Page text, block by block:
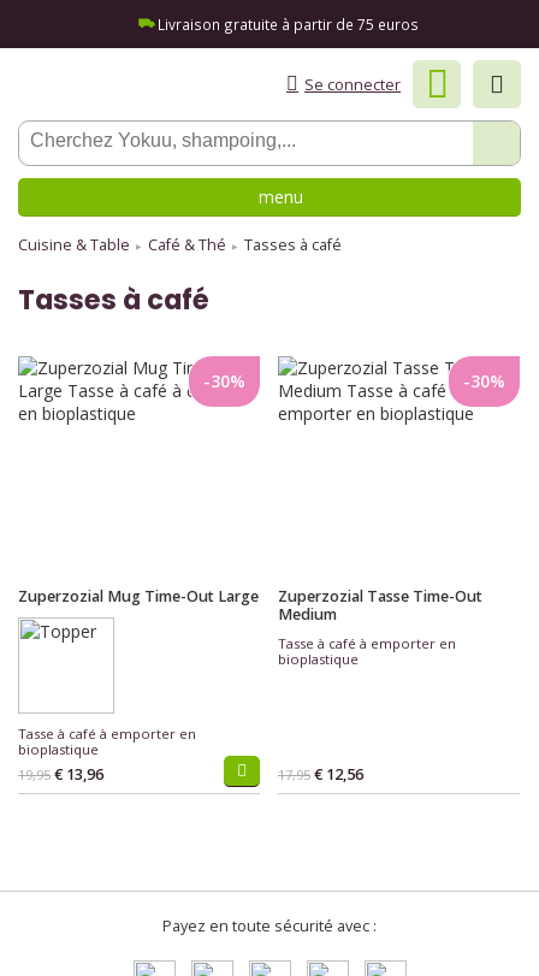
Livraison gratuite à partir de 75 euros
Se connecter
menu
Cuisine & Table Café & Thé Tasses à café
Tasses à café
Zuperzozial Mug Time-Out Large
Tasse à café à emporter en
bioplastique
-30%
19,95 € 13,96
Zuperzozial Tasse Time-Out
Medium
Tasse à café à emporter en
bioplastique
-30%
17,95 € 12,56
Payez en toute sécurité avec :